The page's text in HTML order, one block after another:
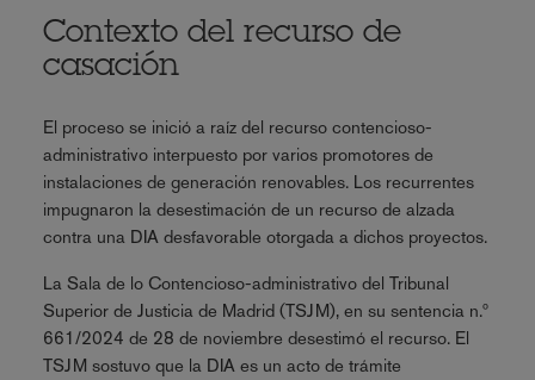
Contexto del recurso de
casación
El proceso se inició a raíz del recurso contencioso-
administrativo interpuesto por varios promotores de
instalaciones de generación renovables. Los recurrentes
impugnaron la desestimación de un recurso de alzada
contra una DIA desfavorable otorgada a dichos proyectos.
La Sala de lo Contencioso-administrativo del Tribunal
Superior de Justicia de Madrid (TSJM), en su sentencia n.º
661/2024 de 28 de noviembre desestimó el recurso. El
TSJM sostuvo que la DIA es un acto de trámite